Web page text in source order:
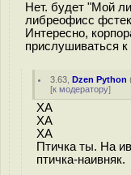
Нет. будет "Мой
либреофисс
Интересно,
прислушиваться
3.63 ,Dzen Python
[к модератору]
ХА
ХА
ХА
Птичка ты. На
птичка-наивняк.